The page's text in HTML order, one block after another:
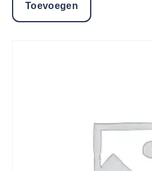
Toevoegen